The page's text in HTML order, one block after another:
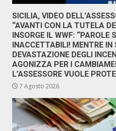
SICILIA, VIDEO
“AVANTI CON LA TUTELA
INSORGE IL WWF: “PAROLE
INACCETTABILI! MENTRE
DEVASTAZIONE DEGLI
AGONIZZA PER I
L’ASSESSORE VUOLE
7 Agosto 2026